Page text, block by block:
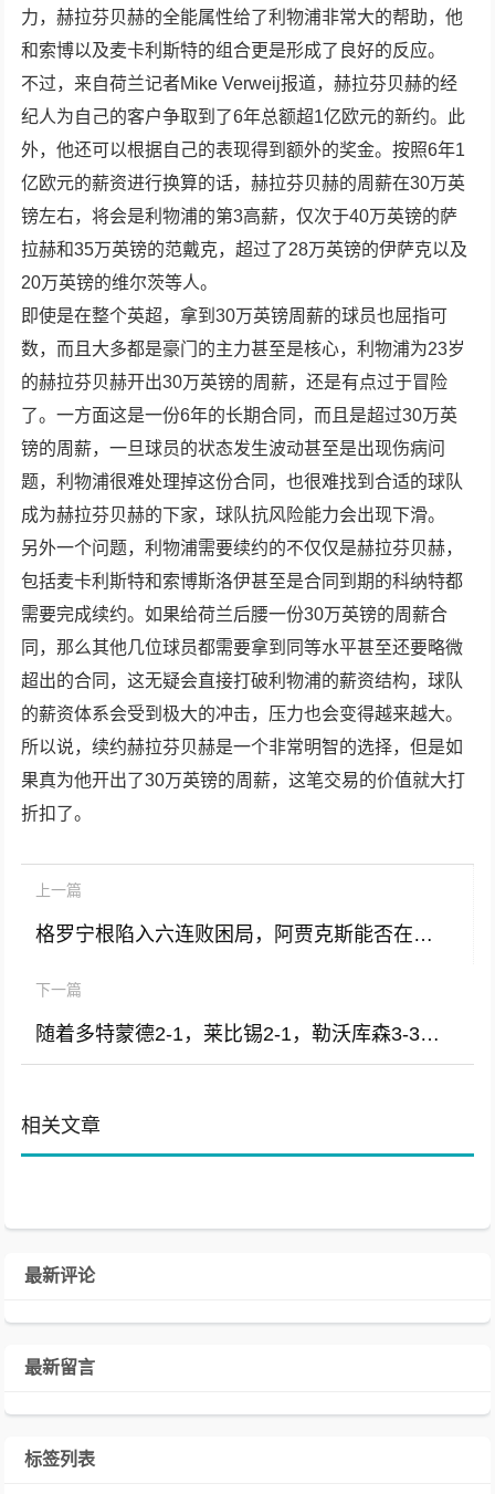
力，赫拉芬贝赫的全能属性给了利物浦非常大的帮助，他
和索博以及麦卡利斯特的组合更是形成了良好的反应。
不过，来自荷兰记者Mike Verweij报道，赫拉芬贝赫的经
纪人为自己的客户争取到了6年总额超1亿欧元的新约。此
外，他还可以根据自己的表现得到额外的奖金。按照6年1
亿欧元的薪资进行换算的话，赫拉芬贝赫的周薪在30万英
镑左右，将会是利物浦的第3高薪，仅次于40万英镑的萨
拉赫和35万英镑的范戴克，超过了28万英镑的伊萨克以及
20万英镑的维尔茨等人。
即使是在整个英超，拿到30万英镑周薪的球员也屈指可
数，而且大多都是豪门的主力甚至是核心，利物浦为23岁
的赫拉芬贝赫开出30万英镑的周薪，还是有点过于冒险
了。一方面这是一份6年的长期合同，而且是超过30万英
镑的周薪，一旦球员的状态发生波动甚至是出现伤病问
题，利物浦很难处理掉这份合同，也很难找到合适的球队
成为赫拉芬贝赫的下家，球队抗风险能力会出现下滑。
另外一个问题，利物浦需要续约的不仅仅是赫拉芬贝赫，
包括麦卡利斯特和索博斯洛伊甚至是合同到期的科纳特都
需要完成续约。如果给荷兰后腰一份30万英镑的周薪合
同，那么其他几位球员都需要拿到同等水平甚至还要略微
超出的合同，这无疑会直接打破利物浦的薪资结构，球队
的薪资体系会受到极大的冲击，压力也会变得越来越大。
所以说，续约赫拉芬贝赫是一个非常明智的选择，但是如
果真为他开出了30万英镑的周薪，这笔交易的价值就大打
折扣了。
上一篇
格罗宁根陷入六连败困局，阿贾克斯能否在客场逆袭？
下一篇
随着多特蒙德2-1，莱比锡2-1，勒沃库森3-3，德甲最新积分榜出炉
相关文章
最新评论
最新留言
标签列表